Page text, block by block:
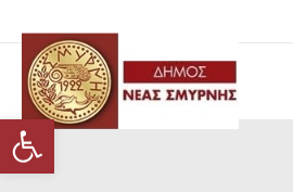
Ανοίξτε τη γραμμή εργαλείων